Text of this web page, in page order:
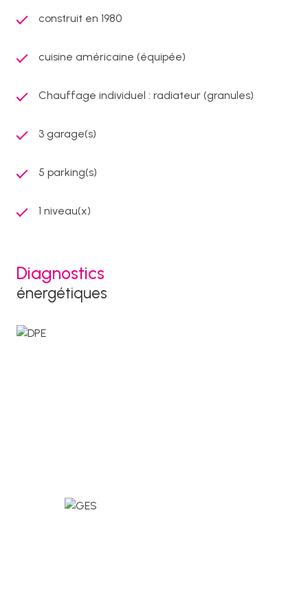
construit en 1980
cuisine américaine (équipée)
Chauffage individuel : radiateur (granules)
3 garage(s)
5 parking(s)
1 niveau(x)
Diagnostics
énergétiques